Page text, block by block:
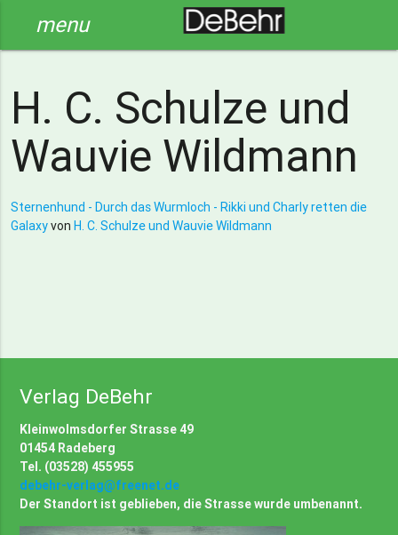
menu
H. C. Schulze und
Wauvie Wildmann
Sternenhund - Durch das Wurmloch - Rikki und Charly retten die
Galaxyvon H. C. Schulze und Wauvie Wildmann
Verlag DeBehr
Kleinwolmsdorfer Strasse 49
01454 Radeberg
Tel. (03528) 455955
debehr-verlag@freenet.de
Der Standort ist geblieben, die Strasse wurde umbenannt.